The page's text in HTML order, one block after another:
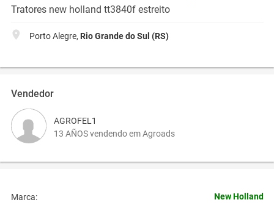
Tratores new holland tt3840f estreito
Porto Alegre, Rio Grande do Sul (RS)
Vendedor
AGROFEL1
13 AÑOS vendendo em Agroads
Marca: New Holland